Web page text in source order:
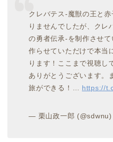
クレバテス-魔獣の王と
りませんでしたが、クレ
の勇者伝承-を制作させ
作らせていただけで本当
ります！ここまで視聴し
ありがとうございます。
旅ができる！… https://
— 栗山政一郎 (@sdwnu)